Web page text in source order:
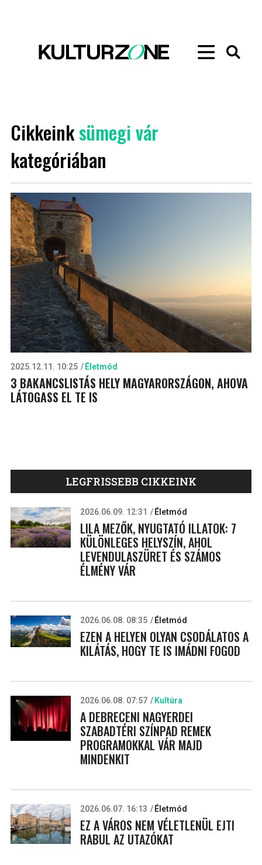
Cikkeinksümegi vár
kategóriában
2025.12.11. 10:25 Életmód
3 BAKANCSLISTÁS HELY MAGYARORSZÁGON, AHOVA
LÁTOGASS EL TE IS
LEGFRISSEBB CIKKEINK
2026.06.09. 12:31 Életmód
LILA MEZŐK, NYUGTATÓ ILLATOK: 7
KÜLÖNLEGES HELYSZÍN, AHOL
LEVENDULASZÜRET ÉS SZÁMOS
ÉLMÉNY VÁR
2026.06.08. 08:35 Életmód
EZEN A HELYEN OLYAN CSODÁLATOS A
KILÁTÁS, HOGY TE IS IMÁDNI FOGOD
2026.06.08. 07:57 Kultúra
A DEBRECENI NAGYERDEI
SZABADTÉRI SZÍNPAD REMEK
PROGRAMOKKAL VÁR MAJD
MINDENKIT
2026.06.07. 16:13 Életmód
EZ A VÁROS NEM VÉLETLENÜL EJTI
RABUL AZ UTAZÓKAT